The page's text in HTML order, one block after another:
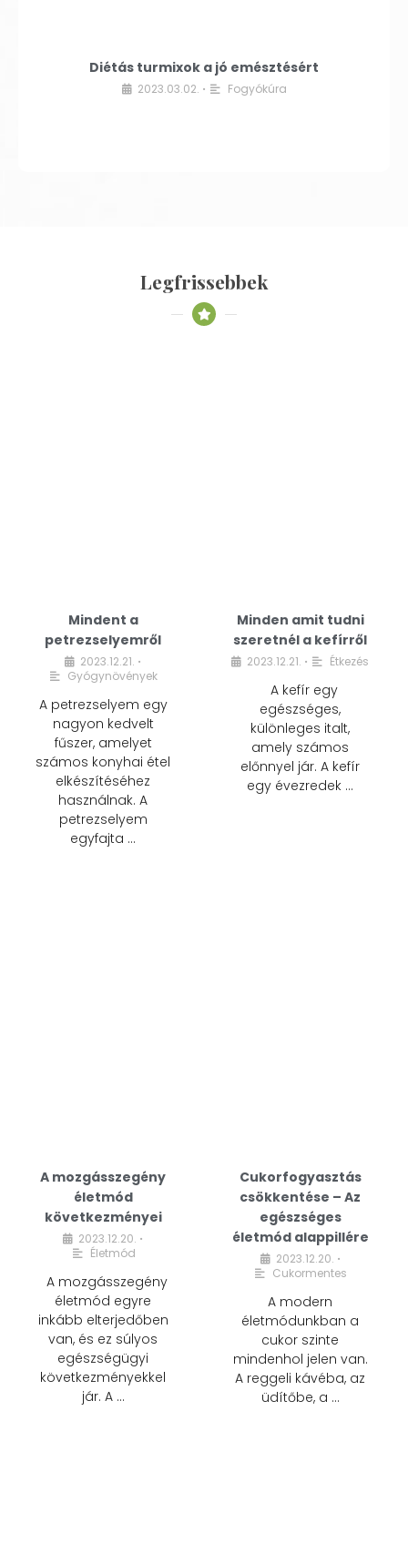
Diétás turmixok a jó emésztésért
2023.03.02. • Fogyókúra
Legfrissebbek
Mindent a
petrezselyemről
2023.12.21. •
Gyógynövények
A petrezselyem egy
nagyon kedvelt
fűszer, amelyet
számos konyhai étel
elkészítéséhez
használnak. A
petrezselyem
egyfajta …
Minden amit tudni
szeretnél a kefírről
2023.12.21. • Étkezés
A kefír egy
egészséges,
különleges italt,
amely számos
előnnyel jár. A kefír
egy évezredek …
A mozgásszegény
életmód
következményei
2023.12.20. •
Életmód
A mozgásszegény
életmód egyre
inkább elterjedőben
van, és ez súlyos
egészségügyi
következményekkel
jár. A …
Cukorfogyasztás
csökkentése – Az
egészséges
életmód alappillére
2023.12.20. •
Cukormentes
A modern
életmódunkban a
cukor szinte
mindenhol jelen van.
A reggeli kávéba, az
üdítőbe, a …